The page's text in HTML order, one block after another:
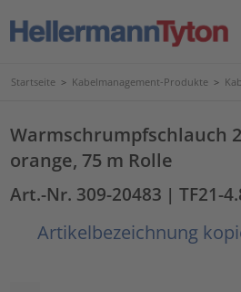
Startseite > Kabelmanagement-Produkte >
Warmschrumpfschlauch
orange, 75 m Rolle
Art.-Nr. 309-20483 | TF21-
Artikelbezeichnung